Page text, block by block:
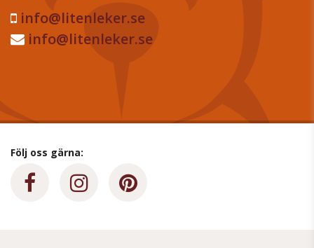
info@litenleker.se
info@litenleker.se
Följ oss gärna: